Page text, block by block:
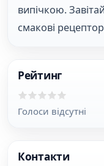
випічкою.
смакові
Рейтинг
Голоси відсутні
Контакти